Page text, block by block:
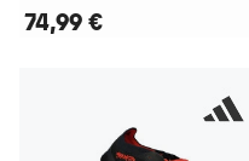
74,99 €